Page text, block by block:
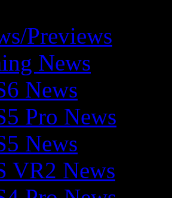
Previews
News
News
Pro News
News
VR2 News